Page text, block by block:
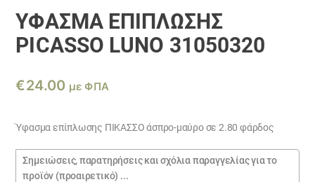
ΎΦΑΣΜΑ ΕΠΙΠΛΩΣΗΣ
PICASSO LUNO 31050320
€24.00 με ΦΠΑ
Ύφασμα επίπλωσης ΠΙΚΑΣΣΟ άσπρο-μαύρο σε 2.80 φάρδος
Σημειώσεις
παραγγελίας